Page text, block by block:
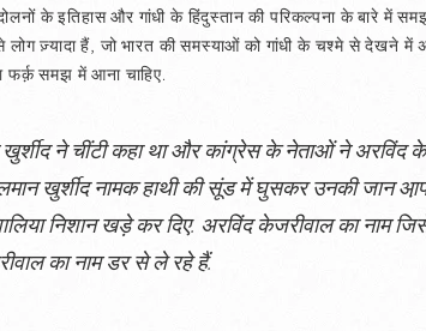
के इतिहास और गांधी के हिंदुस्तान की परिकल्पना के बारे में
लोग ज़्यादा हैं, जो भारत की समस्याओं को गांधी के चश्मे से देखने में
फर्क़ समझ में आना चाहिए.
ने चींटी कहा था और कांग्रेस के नेताओं ने अरविंद
खुर्शीद नामक हाथी की सूंड में घुसकर उनकी जान
निशान खड़े कर दिए. अरविंद केजरीवाल का नाम
का नाम डर से ले रहे हैं.